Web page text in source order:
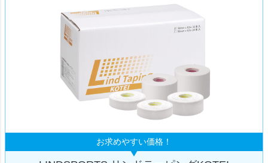
お求めやすい価格！